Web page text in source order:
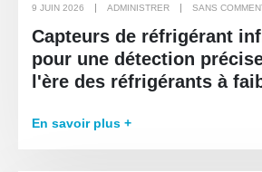
9 JUIN 2026 ADMINISTRER SANS
Capteurs de réfrigérant
pour une détection
l'ère des réfrigérants à
En savoir plus +